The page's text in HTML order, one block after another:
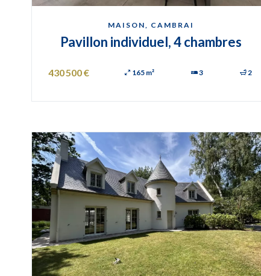
MAISON, CAMBRAI
Pavillon individuel, 4 chambres
430 500 € 165 m² 3 2